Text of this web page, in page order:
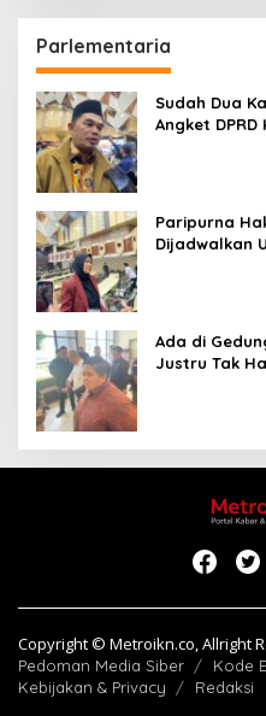
Parlementaria
Sudah Dua
Angket
Paripurna
Dijadwalkan
Ada di
Justru Tak
Copyright © Metroikn.co, Allright
Pedoman Media Siber Kode
Kebijakan & Privacy
Redaksi